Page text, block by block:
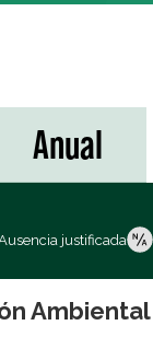
Anual
justificada